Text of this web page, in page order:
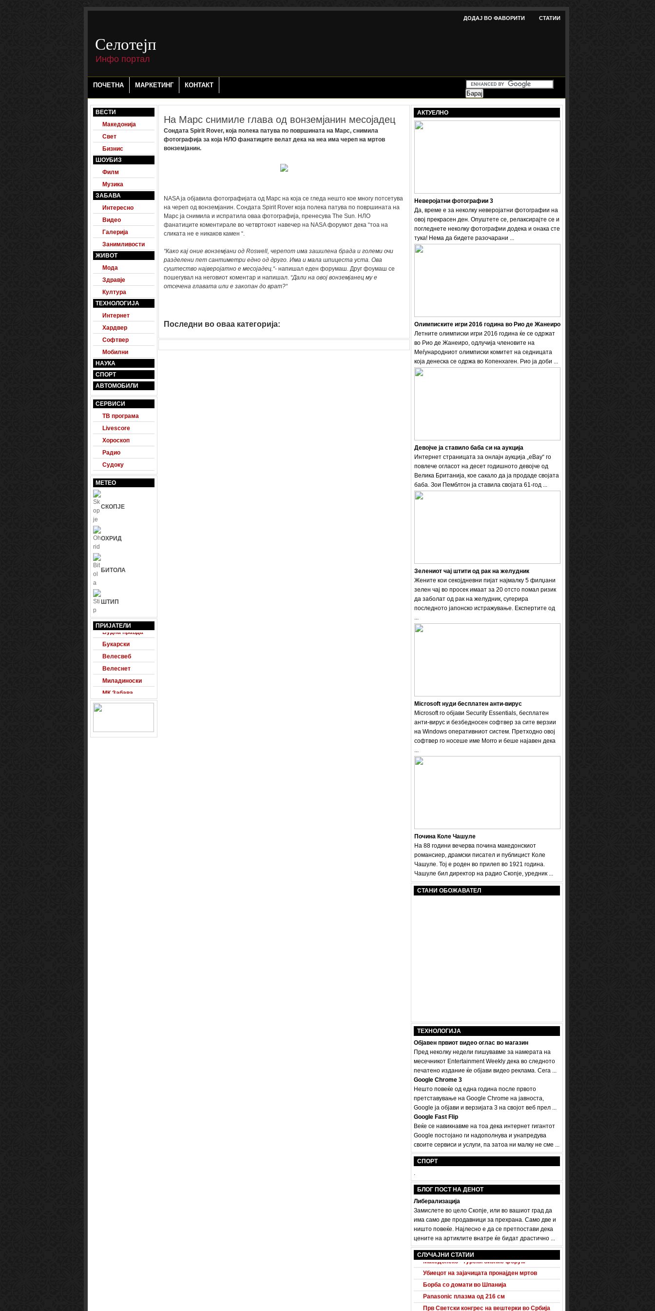
-->
ДОДАЈ ВО ФАВОРИТИ СТАТИИ
Селотејп
Инфо портал
ПОЧЕТНА МАРКЕТИНГ КОНТАКТ
ВЕСТИ
Македонија
Свет
Бизнис
ШОУБИЗ
Филм
Музика
ЗАБАВА
Интересно
Видео
Галерија
Занимливости
ЖИВОТ
Мода
Здравје
Култура
ТЕХНОЛОГИЈА
Интернет
Хардвер
Софтвер
Мобилни
НАУКА
СПОРТ
АВТОМОБИЛИ
СЕРВИСИ
ТВ програма
Livescore
Хороскоп
Радио
Судоку
МЕТЕО
СКОПЈЕ
ОХРИД
БИТОЛА
ШТИП
ПРИЈАТЕЛИ
24 Фудбал
Будна правда
Букарски
Велесвеб
Велеснет
Миладиноски
МК Забава
Оксиморон
Развигор
На Марс снимиле глава од вонземјанин месојадец
Сондата Spirit Rover, која полека патува по површината на Марс, снимила
фотографија за која НЛО фанатиците велат дека на неа има череп на мртов
вонземјанин.
NASA ја објавила фотографијата од Марс на која се гледа нешто кое многу потсетува
на череп од вонземјанин. Сондата Spirit Rover која полека патува по површината на
Марс ја снимила и испратила оваа фотографија, пренесува The Sun. НЛО
фанатиците коментирале во четвртокот навечер на NASA форумот дека “тоа на
сликата не е никаков камен “.
“Како кај оние вонземјани од Roswell, черепот има зашилена брада и големи очи
разделени пет сантиметри едно од друго. Има и мала шпицеста уста. Ова
суштество најверојатно е месојадец.“- напишал еден форумаш. Друг фоумаш се
пошегувал на неговиот коментар и напишал. “Дали на овој вонземјанец му е
отсечена главата или е закопан до врат?“
Последни во оваа категорија:
АКТУЕЛНО
Неверојатни фотографии 3
Да, време е за неколку неверојатни фотографии на
овој прекрасен ден. Опуштете се, релаксирајте се и
погледнете неколку фотографии додека и онака сте
тука! Нема да бидете разочарани ...
Олимписките игри 2016 година во Рио де Жанеиро
Летните олимписки игри 2016 година ќе се одржат
во Рио де Жанеиро, одлучија членовите на
Меѓународниот олимписки комитет на седницата
која денеска се одржа во Копенхаген. Рио ја доби ...
Девојче ја ставило баба си на аукција
Интернет страницата за онлајн аукција „eBay“ го
повлече огласот на десет годишното девојче од
Велика Британија, кое сакало да ја продаде својата
баба. Зои Пемблтон ја ставила својата 61-год ...
Зелениот чај штити од рак на желудник
Жените кои секојдневни пијат најмалку 5 филџани
зелен чај во просек имаат за 20 отсто помал ризик
да заболат од рак на желудник, сугерира
последното јапонско истражување. Експертите од
...
Microsoft нуди бесплатен анти-вирус
Microsoft го објави Security Essentials, бесплатен
анти-вирус и безбедносен софтвер за сите верзии
на Windows оперативниот систем. Претходно овој
софтвер го носеше име Мorro и беше најавен дека
...
Почина Коле Чашуле
На 88 години вечерва почина македонскиот
романсиер, драмски писател и публицист Коле
Чашуле. Тој е роден во прилеп во 1921 година.
Чашуле бил директор на радио Скопје, уредник ...
СТАНИ ОБОЖАВАТЕЛ
ТЕХНОЛОГИЈА
Објавен првиот видео оглас во магазин
Пред неколку недели пишувавме за намерата на
месечникот Entertainment Weekly дека во следното
печатено издание ќе објави видео реклама. Сега ...
Google Chrome 3
Нешто повеќе од една година после првото
претставување на Google Chrome на јавноста,
Google ја објави и верзијата 3 на својот веб прел ...
Google Fast Flip
Веќе се навикнавме на тоа дека интернет гигантот
Google постојано ги надополнува и унапредува
своите сервиси и услуги, па затоа ни малку не сме ...
СПОРТ
.
БЛОГ ПОСТ НА ДЕНОТ
Либерализација
Замислете во цело Скопје, или во вашиот град да
има само две продавници за прехрана. Само две и
ништо повеќе. Најлесно е да се претпостави дека
цените на артиклите внатре ќе бидат драстично ...
СЛУЧАЈНИ СТАТИИ
Audi A5 Sportback потполно разоткриен
Македонско - турски бизнис форум
Убиецот на зајачицата пронајден мртов
Борба со домати во Шпанија
Panasonic плазма од 216 см
Прв Светски конгрес на вештерки во Србија